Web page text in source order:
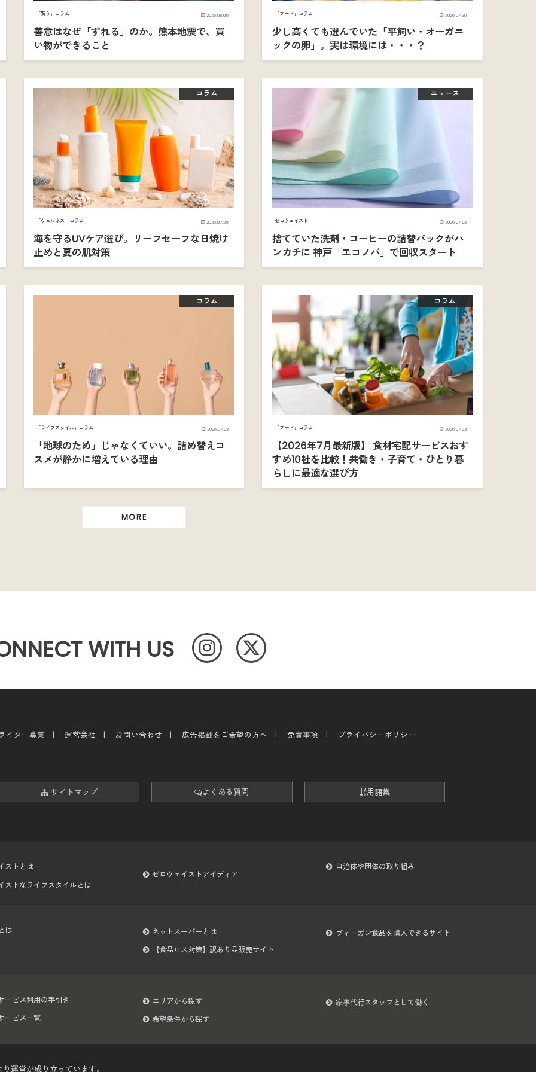
「買う」コラム 2026.08.05
善意はなぜ「ずれる」のか。熊本地震で、買
い物ができること
「フード」コラム 2026.07.30
少し高くても選んでいた「平飼い・オーガニ
ックの卵」。実は環境には・・・？
コラム
「ウェルネス」コラム 2026.07.25
海を守るUVケア選び。リーフセーフな日焼け
止めと夏の肌対策
ニュース
ゼロウェイスト 2026.07.23
捨てていた洗剤・コーヒーの詰替パックがハ
ンカチに 神戸「エコノバ」で回収スタート
コラム
「ライフスタイル」コラム 2026.07.23
「地球のため」じゃなくていい。詰め替えコ
スメが静かに増えている理由
コラム
「フード」コラム 2026.07.22
【2026年7月最新版】 食材宅配サービスおす
すめ10社を比較！共働き・子育て・ひとり暮
らしに最適な選び方
MORE
WITH US
イター募集 運営会社 お問い合わせ 広告掲載をご希望の方へ 免責事項 プライバシーポリシー
サイトマップ よくある質問 用語集
ストとは
ストなライフスタイルとは
ゼロウェイストアイディア
自治体や団体の取り組み
は
ネットスーパーとは
【食品ロス対策】訳あり品販売サイト
ヴィーガン食品を購入できるサイト
ービス利用の手引き
ービス一覧
エリアから探す
希望条件から探す
家事代行スタッフとして働く
運営が成り立っています。